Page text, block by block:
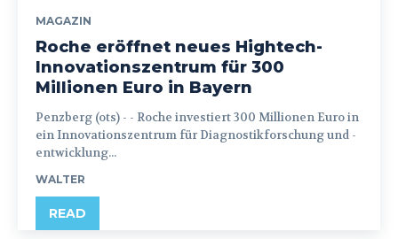
MAGAZIN
Roche eröffnet neues Hightech-
Innovationszentrum für 300
Millionen Euro in Bayern
Penzberg (ots) - - Roche investiert 300 Millionen Euro in
ein Innovationszentrum für Diagnostikforschung und -
entwicklung...
WALTER
READ